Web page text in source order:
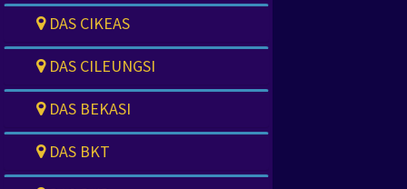
DAS CIKEAS
DAS CILEUNGSI
DAS BEKASI
DAS BKT